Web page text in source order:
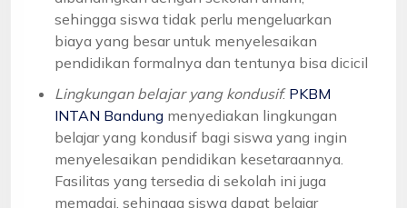
sehingga siswa tidak perlu mengeluarkan
biaya yang besar untuk menyelesaikan
pendidikan formalnya dan tentunya bisa dicicil
Lingkungan belajar yang kondusif: PKBM
INTAN Bandung menyediakan lingkungan
belajar yang kondusif bagi siswa yang ingin
menyelesaikan pendidikan kesetaraannya.
Fasilitas yang tersedia di sekolah ini juga
memadai, sehingga siswa dapat belajar